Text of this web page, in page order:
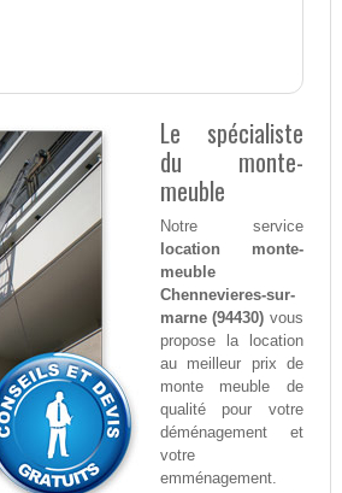
Le spécialiste
du monte-
meuble
Notre service
location monte-
meuble
Chennevieres-sur-
marne (94430) vous
propose la location
au meilleur prix de
monte meuble de
qualité pour votre
déménagement et
votre
emménagement.